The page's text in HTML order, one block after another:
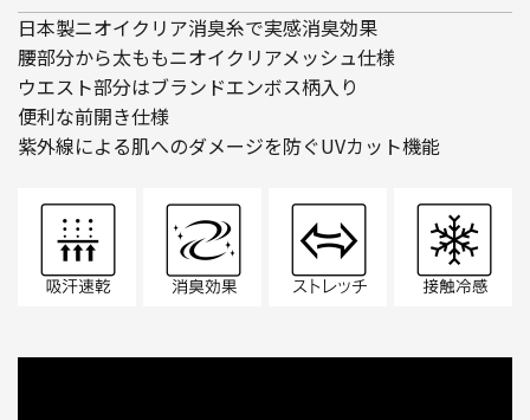
日本製ニオイクリア消臭糸で実感消臭効果
腰部分から太ももニオイクリアメッシュ仕様
ウエスト部分はブランドエンボス柄入り
便利な前開き仕様
紫外線による肌へのダメージを防ぐUVカット機能